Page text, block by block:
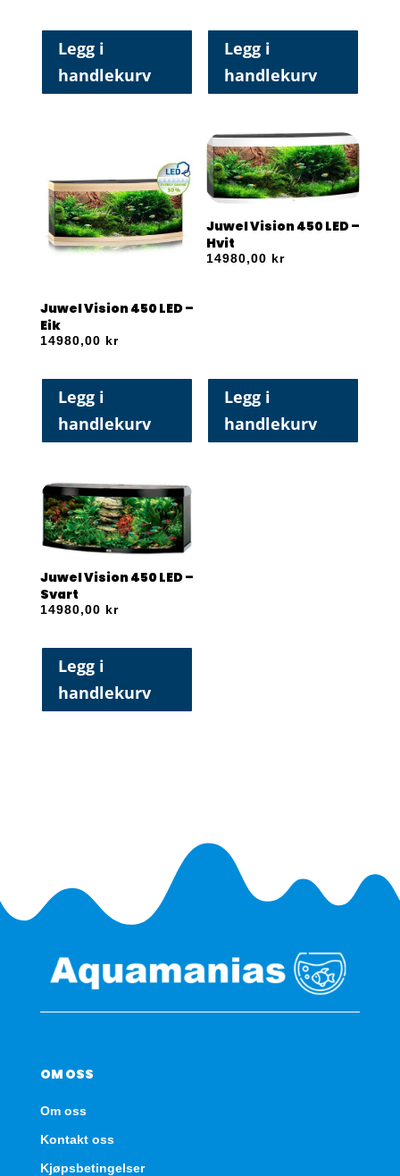
Legg i
handlekurv
Legg i
handlekurv
Juwel Vision 450 LED –
Eik
14980,00 kr
Legg i
handlekurv
Juwel Vision 450 LED –
Hvit
14980,00 kr
Legg i
handlekurv
Juwel Vision 450 LED –
Svart
14980,00 kr
Legg i
handlekurv
OM OSS
Om oss
Kontakt oss
Kjøpsbetingelser